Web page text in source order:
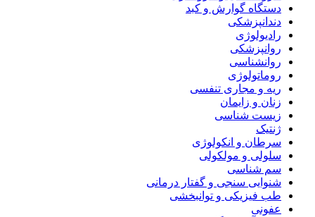
دستگاه گوارش و کبد
دندانپزشکی
رادیولوژی
روانپزشکی
روانشناسی
روماتولوژی
ریه و مجاری تنفسی
زنان و زایمان
زیست شناسی
ژنتیک
سرطان و انکولوژی
سلولی و مولکولی
سم شناسی
شنوایی سنجی و گفتار درمانی
طب فیزیکی و توانبخشی
عفونی